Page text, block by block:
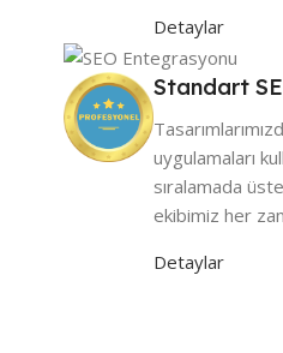
Detaylar
Standart
uygulamaları
sıralamada
ekibimiz her
Detaylar